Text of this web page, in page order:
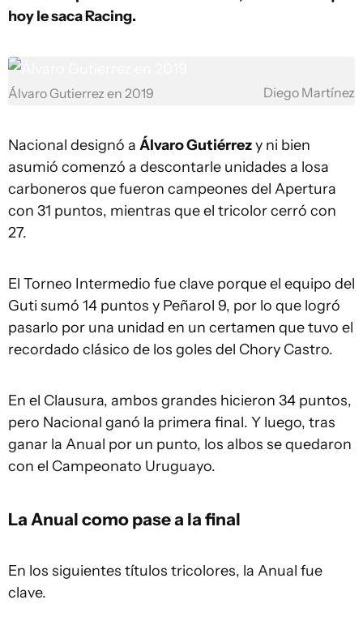
hoy le saca Racing.
Álvaro Gutierrez en 2019 Diego Martínez
Nacional designó a Álvaro Gutiérrezy ni bien
asumió comenzó a descontarle unidades a losa
carboneros que fueron campeones del Apertura
con 31 puntos, mientras que el tricolor cerró con
27.
El Torneo Intermedio fue clave porque el equipo del
Guti sumó 14 puntos y Peñarol 9, por lo que logró
pasarlo por una unidad en un certamen que tuvo el
recordado clásico de los goles del Chory Castro.
En el Clausura, ambos grandes hicieron 34 puntos,
pero Nacional ganó la primera final. Y luego, tras
ganar la Anual por un punto, los albos se quedaron
con el Campeonato Uruguayo.
La Anual como pase a la final
En los siguientes títulos tricolores, la Anual fue
clave.